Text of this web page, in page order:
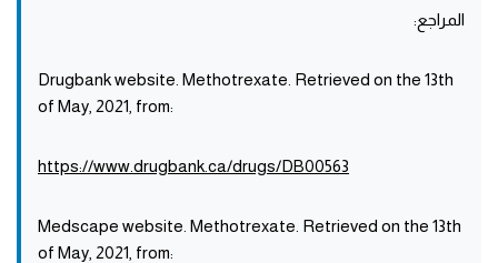
المراجع:
Drugbank website. Methotrexate. Retrieved on the 13th
of May, 2021, from:
https://www.drugbank.ca/drugs/DB00563
Medscape website. Methotrexate. Retrieved on the 13th
of May, 2021, from: